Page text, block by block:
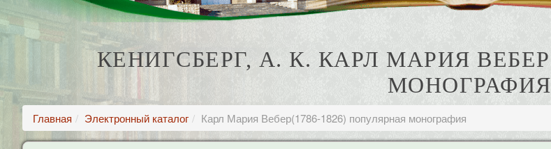
КЕНИГСБЕРГ, А. К. КАРЛ МАРИЯ
МОНОГРАФИЯ
Главная Электронный каталог Карл Мария Вебер(1786-1826) популярная монография